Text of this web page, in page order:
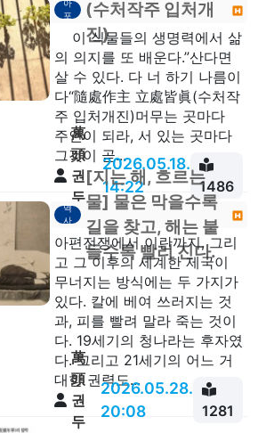
안
아
포
(수처작주 입처개
진)
이 식물들의 생명력에서 삶
의 의지를 또 배운다.”산다면
살 수 있다. 다 너 하기 나름이
다“隨處作主 立處皆眞(수처작
주 입처개진)머무는 곳마다
주인이 되라, 서 있는 곳마다
그것이 곧...
萬
頭
권
두
안
2026.05.18.
14:22
1486
역
사
[지는 해, 흐르는
물] 물은 막을수록
길을 찾고, 해는 붙
들수록 빨리 진다.
아편전쟁에서 이란까지, 그리
고 그 이후의 세계한 제국이
무너지는 방식에는 두 가지가
있다. 칼에 베여 쓰러지는 것
과, 피를 빨려 말라 죽는 것이
다. 19세기의 청나라는 후자였
다. 그리고 21세기의 어느 거
대한 권력도...
萬
頭
권
두
2026.05.28.
20:08
1281